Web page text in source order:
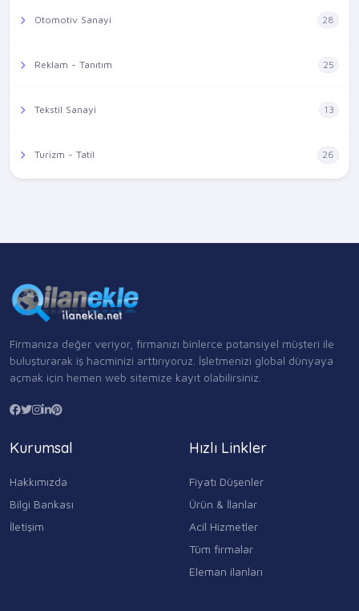
Otomotiv Sanayi 28
Reklam - Tanıtım 25
Tekstil Sanayi 13
Turizm - Tatil 26
Firmanıza değer veriyor, firmanızı binlerce potansiyel müşteri ile
buluşturarak iş hacminizi arttırıyoruz. İşletmenizi global dünyaya
açmak için hemen web sitemize kayıt olabilirsiniz.
Kurumsal
Hakkımızda
Bilgi Bankası
İletişim
Hızlı Linkler
Fiyatı Düşenler
Ürün & İlanlar
Acil Hizmetler
Tüm firmalar
Eleman ilanları